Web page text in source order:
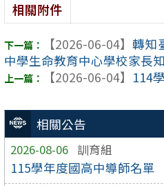
相關公告
2026-08-06 訓育組
115學年度國高中導師名單
相關附件
【2026-06-04】 轉知
中學生命教育中心學校家長
【2026-06-04】 114